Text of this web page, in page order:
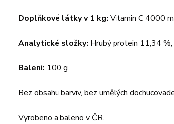
Doplňkové látky v 1 kg: Vitamin C 4000
Analytické složky: Hrubý protein 11,34
Baleni: 100 g
Bez obsahu barviv, bez umělých
Vyrobeno a baleno v ČR.